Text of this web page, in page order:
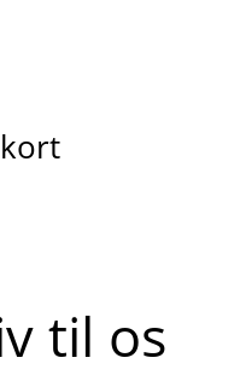
til os